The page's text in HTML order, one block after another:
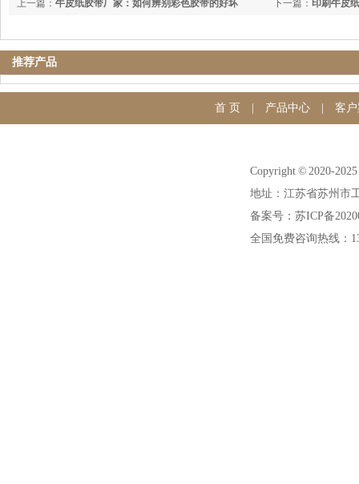
下一篇： 印刷牛皮
上一篇： 牛皮纸胶带厂家：如何辨别彩色胶带的好坏
推荐产品
首 页 产品中心| 客
Copyright © 2020-
地址：江苏省苏州市
备案号：苏ICP备
全国免费咨询热线：